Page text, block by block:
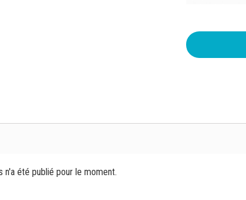
n'a été publié pour le moment.